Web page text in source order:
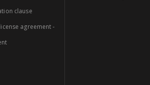
clause
agreement -